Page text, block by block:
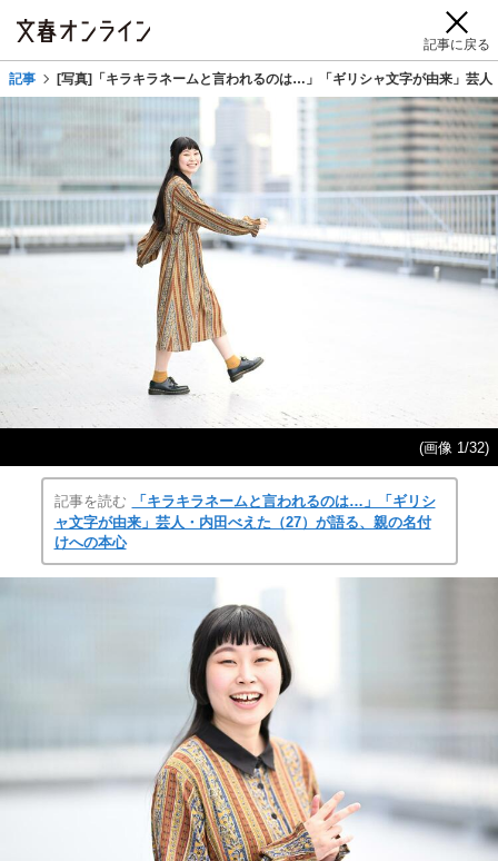
記事に戻る
記事 [写真]「キラキラネームと言われるのは…」「ギリシャ文字が由来」芸
(画像 1/32)
記事を読む
「キラキラネームと言われるのは…」「ギリシ
ャ文字が由来」芸人・内田べえた（27）が語る、親の名付
けへの本心